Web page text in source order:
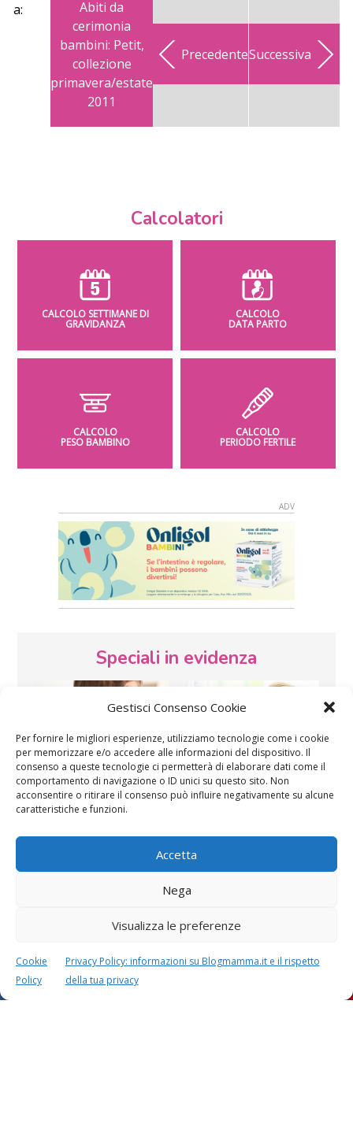
Gestisci Consenso Cookie
Per fornire le migliori esperienze, utilizziamo tecnologie come i cookie
per memorizzare e/o accedere alle informazioni del dispositivo. Il
consenso a queste tecnologie ci permetterà di elaborare dati come il
comportamento di navigazione o ID unici su questo sito. Non
acconsentire o ritirare il consenso può influire negativamente su alcune
caratteristiche e funzioni.
Accetta
Nega
Visualizza le preferenze
Cookie
Policy
Privacy Policy: informazioni su Blogmamma.it e il rispetto
della tua privacy
a:
Abiti da
cerimonia
bambini: Petit,
collezione
primavera/estate
2011
PrecedenteSuccessiva
Calcolatori
CALCOLO SETTIMANE DI
GRAVIDANZA
CALCOLO
DATA PARTO
CALCOLO
PESO BAMBINO
CALCOLO
PERIODO FERTILE
Speciali in evidenza
Vaccini SOS Pediatra
Festa della mamma: Le settimane di